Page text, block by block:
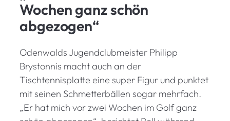
Wochen ganz schön
abgezogen“
Odenwalds Jugendclubmeister Philipp
Brystonnis macht auch an der
Tischtennisplatte eine super Figur und punktet
mit seinen Schmetterbällen sogar mehrfach.
„Er hat mich vor zwei Wochen im Golf ganz